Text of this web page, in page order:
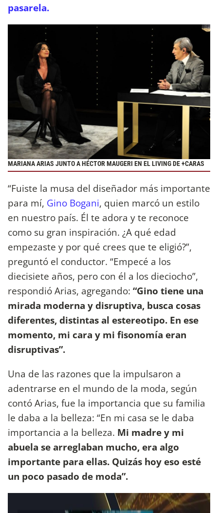
pasarela.
MARIANA ARIAS JUNTO A HÉCTOR MAUGERI EN EL LIVING DE +CARAS
“Fuiste la musa del diseñador más importante
para mí, Gino Bogani, quien marcó un estilo
en nuestro país. Él te adora y te reconoce
como su gran inspiración. ¿A qué edad
empezaste y por qué crees que te eligió?”,
preguntó el conductor. “Empecé a los
diecisiete años, pero con él a los dieciocho”,
respondió Arias, agregando: “Gino tiene una
mirada moderna y disruptiva, busca cosas
diferentes, distintas al estereotipo. En ese
momento, mi cara y mi fisonomía eran
disruptivas”.
Una de las razones que la impulsaron a
adentrarse en el mundo de la moda, según
contó Arias, fue la importancia que su familia
le daba a la belleza: “En mi casa se le daba
importancia a la belleza. Mi madre y mi
abuela se arreglaban mucho, era algo
importante para ellas. Quizás hoy eso esté
un poco pasado de moda”.